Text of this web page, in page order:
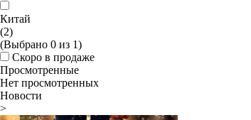
Китай
(2)
(Выбрано 0 из 1)
Скоро в продаже
Просмотренные
Нет просмотренных
Новости
>